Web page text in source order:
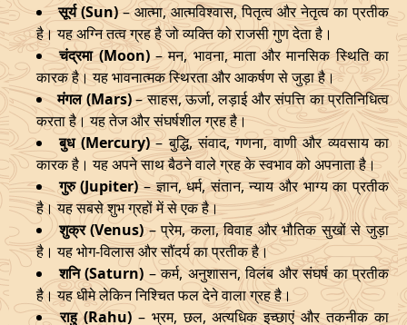
सूर्य (Sun)– आत्मा, आत्मविश्वास, पितृत्व और नेतृत्व का प्रतीक
है। यह अग्नि तत्व ग्रह है जो व्यक्ति को राजसी गुण देता है।
चंद्रमा (Moon)– मन, भावना, माता और मानसिक स्थिति का
कारक है। यह भावनात्मक स्थिरता और आकर्षण से जुड़ा है।
मंगल (Mars)– साहस, ऊर्जा, लड़ाई और संपत्ति का प्रतिनिधित्व
करता है। यह तेज और संघर्षशील ग्रह है।
बुध (Mercury)– बुद्धि, संवाद, गणना, वाणी और व्यवसाय का
कारक है। यह अपने साथ बैठने वाले ग्रह के स्वभाव को अपनाता है।
गुरु (Jupiter)– ज्ञान, धर्म, संतान, न्याय और भाग्य का प्रतीक
है। यह सबसे शुभ ग्रहों में से एक है।
शुक्र (Venus)– प्रेम, कला, विवाह और भौतिक सुखों से जुड़ा
है। यह भोग-विलास और सौंदर्य का प्रतीक है।
शनि (Saturn) – कर्म, अनुशासन, विलंब और संघर्ष का प्रतीक
है। यह धीमे लेकिन निश्चित फल देने वाला ग्रह है।
राहु (Rahu)– भ्रम, छल, अत्यधिक इच्छाएं और तकनीक का